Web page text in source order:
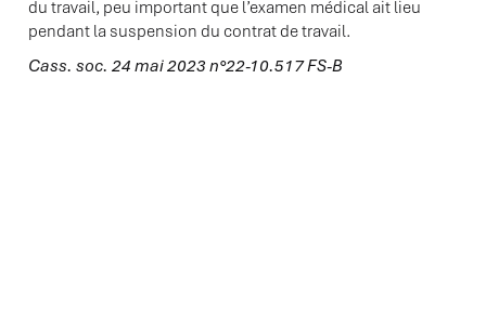
du travail, peu important que l’examen médical ait lieu
pendant la suspension du contrat de travail.
Cass. soc. 24 mai 2023 n°22-10.517 FS-B